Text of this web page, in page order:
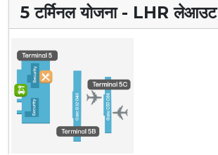
5 टर्मिनल योजना - LHR लेआउट